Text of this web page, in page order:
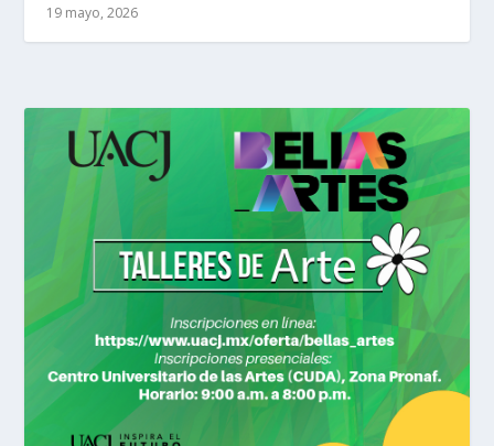
19 mayo, 2026